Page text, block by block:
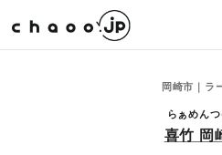
岡崎市｜ラ
らぁめん
喜竹 岡